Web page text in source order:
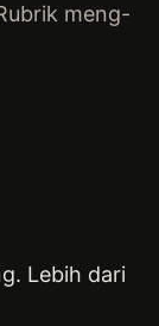
meng-
Lebih dari